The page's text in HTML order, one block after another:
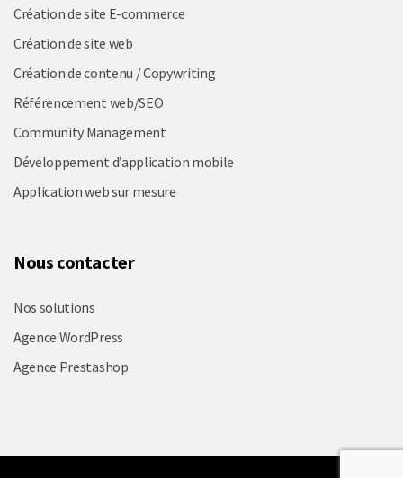
Création de site E-commerce
Création de site web
Création de contenu / Copywriting
Référencement web/SEO
Community Management
Développement d’application mobile
Application web sur mesure
Nous contacter
Nos solutions
Agence WordPress
Agence Prestashop